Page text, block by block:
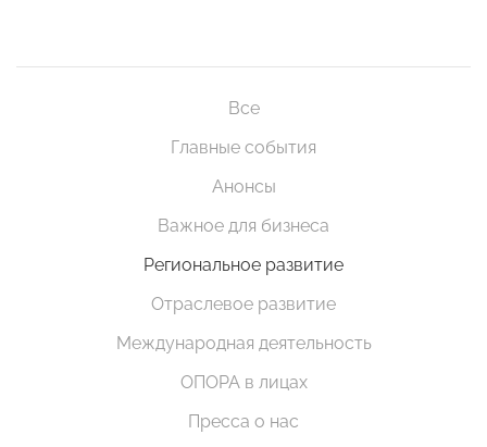
Все
Главные события
Анонсы
Важное для бизнеса
Региональное развитие
Отраслевое развитие
Международная деятельность
ОПОРА в лицах
Пресса о нас